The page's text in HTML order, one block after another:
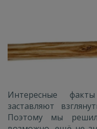
Интересные
заставляют
Поэтому мы